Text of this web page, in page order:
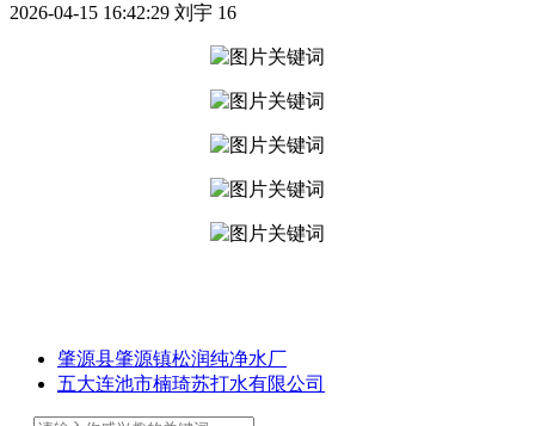
2026-04-15 16:42:29 刘宇 16
肇源县肇源镇松润纯净水厂
五大连池市楠琦苏打水有限公司